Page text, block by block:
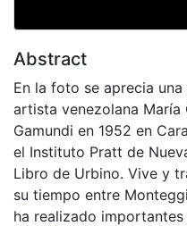
Abstract
En la foto se aprecia
artista venezolana María
Gamundi en 1952 en
el Instituto Pratt de
Libro de Urbino. Vive y
su tiempo entre
ha realizado